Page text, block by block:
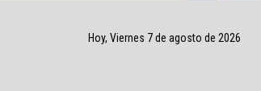
Hoy, Viernes 7 de agosto de 2026